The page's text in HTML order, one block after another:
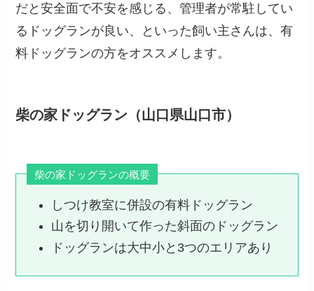
だと安全面で不安を感じる、管理者が常駐してい
るドッグランが良い、といった飼い主さんは、有
料ドッグランの方をオススメします。
柴の家ドッグラン（山口県山口市）
柴の家ドッグランの概要
しつけ教室に併設の有料ドッグラン
山を切り開いて作った斜面のドッグラン
ドッグランは大中小と3つのエリアあり